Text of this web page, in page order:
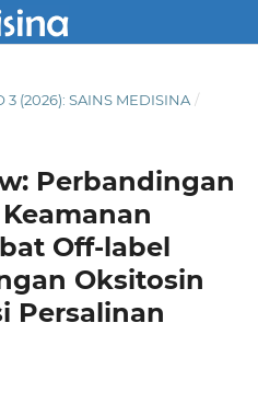
3 (2026): SAINS MEDISINA /
Perbandingan
Off-label
Oksitosin
Persalinan